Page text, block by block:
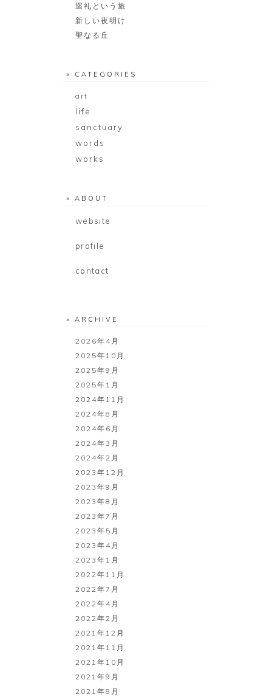
巡礼という旅
新しい夜明け
聖なる丘
» CATEGORIES
art
life
sanctuary
words
works
» ABOUT
website
profile
contact
» ARCHIVE
2026年4月
2025年10月
2025年9月
2025年1月
2024年11月
2024年8月
2024年6月
2024年3月
2024年2月
2023年12月
2023年9月
2023年8月
2023年7月
2023年5月
2023年4月
2023年1月
2022年11月
2022年7月
2022年4月
2022年2月
2021年12月
2021年11月
2021年10月
2021年9月
2021年8月